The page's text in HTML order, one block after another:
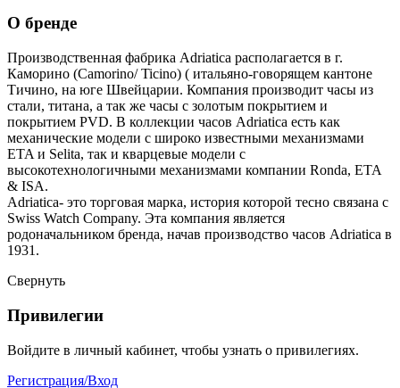
О бренде
Производственная фабрика Adriatica располагается в г.
Каморино (Camorino/ Ticino) ( итальяно-говорящем кантоне
Тичино, на юге Швейцарии. Компания производит часы из
стали, титана, а так же часы с золотым покрытием и
покрытием PVD. В коллекции часов Adriatica есть как
механические модели с широко известными механизмами
ETA и Selita, так и кварцевые модели с
высокотехнологичными механизмами компании Ronda, ETA
& ISA.
Adriatica- это торговая марка, история которой тесно связана с
Swiss Watch Company. Эта компания является
родоначальником бренда, начав производство часов Adriatica в
1931.
Свернуть
Привилегии
Войдите в личный кабинет, чтобы узнать о привилегиях.
Регистрация/Вход